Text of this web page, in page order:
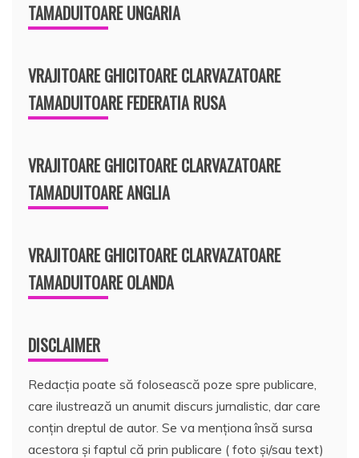
TAMADUITOARE UNGARIA
VRAJITOARE GHICITOARE CLARVAZATOARE
TAMADUITOARE FEDERATIA RUSA
VRAJITOARE GHICITOARE CLARVAZATOARE
TAMADUITOARE ANGLIA
VRAJITOARE GHICITOARE CLARVAZATOARE
TAMADUITOARE OLANDA
DISCLAIMER
Redacția poate să folosească poze spre publicare,
care ilustrează un anumit discurs jurnalistic, dar care
conțin dreptul de autor. Se va menționa însă sursa
acestora și faptul că prin publicare ( foto și/sau text)